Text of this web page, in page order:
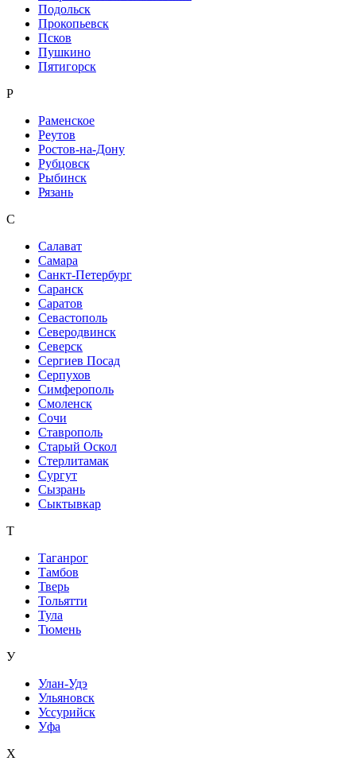
Подольск
Прокопьевск
Псков
Пушкино
Пятигорск
Р
Раменское
Реутов
Ростов-на-Дону
Рубцовск
Рыбинск
Рязань
С
Салават
Самара
Санкт-Петербург
Саранск
Саратов
Севастополь
Северодвинск
Северск
Сергиев Посад
Серпухов
Симферополь
Смоленск
Сочи
Ставрополь
Старый Оскол
Стерлитамак
Сургут
Сызрань
Сыктывкар
Т
Таганрог
Тамбов
Тверь
Тольятти
Тула
Тюмень
У
Улан-Удэ
Ульяновск
Уссурийск
Уфа
Х